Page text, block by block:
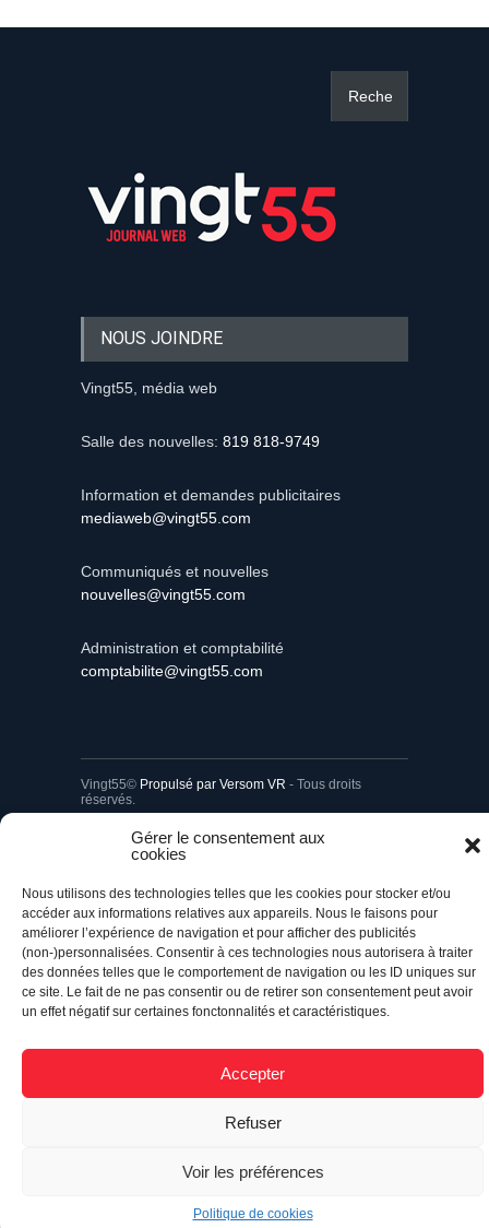
Gérer le consentement aux
cookies
Nous utilisons des technologies telles que les cookies pour stocker et/ou
accéder aux informations relatives aux appareils. Nous le faisons pour
améliorer l’expérience de navigation et pour afficher des publicités
(non-)personnalisées. Consentir à ces technologies nous autorisera à traiter
des données telles que le comportement de navigation ou les ID uniques sur
ce site. Le fait de ne pas consentir ou de retirer son consentement peut avoir
un effet négatif sur certaines fonctonnalités et caractéristiques.
Accepter
Refuser
Voir les préférences
Politique de cookies
NOUS JOINDRE
Vingt55, média web
Salle des nouvelles: 819 818-9749
Information et demandes publicitaires
mediaweb@vingt55.com
Communiqués et nouvelles
nouvelles@vingt55.com
Administration et comptabilité
comptabilite@vingt55.com
Vingt55© Propulsé par Versom VR - Tous droits
réservés.